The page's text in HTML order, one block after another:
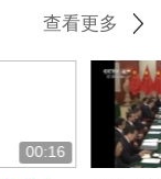
查看更多
00:16